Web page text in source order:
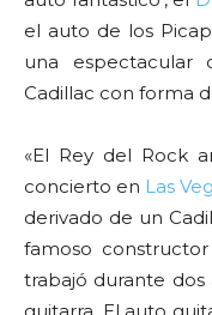
el auto de los
una espectacular
Cadillac con forma
«El Rey del Rock
concierto en Las
derivado de un
famoso
trabajó durante